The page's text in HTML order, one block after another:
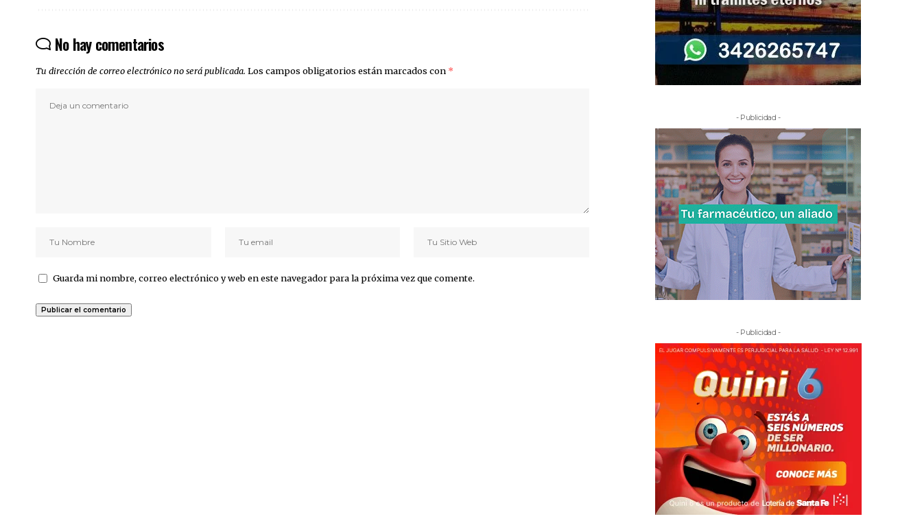
No hay comentarios
Tu dirección de correo electrónico no será publicada. Los campos obligatorios están marcados con *
Guarda mi nombre, correo electrónico y web en este navegador para la próxima vez que comente.
- Publicidad -
- Publicidad -